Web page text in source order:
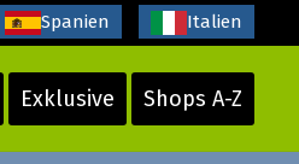
Exklusive Shops A-Z
Spanien Italien